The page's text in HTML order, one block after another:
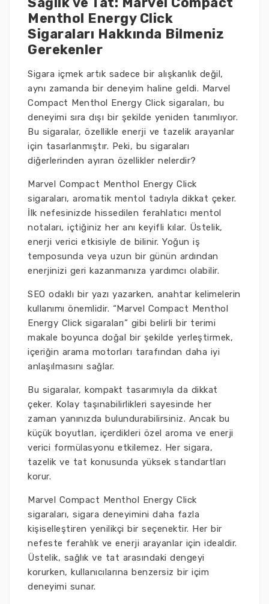
Menthol Energy Click
Sigaraları Hakkında Bilmeniz
Gerekenler
Sigara içmek artık sadece bir alışkanlık değil,
aynı zamanda bir deneyim haline geldi. Marvel
Compact Menthol Energy Click sigaraları, bu
deneyimi sıra dışı bir şekilde yeniden tanımlıyor.
Bu sigaralar, özellikle enerji ve tazelik arayanlar
için tasarlanmıştır. Peki, bu sigaraları
diğerlerinden ayıran özellikler nelerdir?
Marvel Compact Menthol Energy Click
sigaraları, aromatik mentol tadıyla dikkat çeker.
İlk nefesinizde hissedilen ferahlatıcı mentol
notaları, içtiğiniz her anı keyifli kılar. Üstelik,
enerji verici etkisiyle de bilinir. Yoğun iş
temposunda veya uzun bir günün ardından
enerjinizi geri kazanmanıza yardımcı olabilir.
SEO odaklı bir yazı yazarken, anahtar kelimelerin
kullanımı önemlidir. “Marvel Compact Menthol
Energy Click sigaraları” gibi belirli bir terimi
makale boyunca doğal bir şekilde yerleştirmek,
içeriğin arama motorları tarafından daha iyi
anlaşılmasını sağlar.
Bu sigaralar, kompakt tasarımıyla da dikkat
çeker. Kolay taşınabilirlikleri sayesinde her
zaman yanınızda bulundurabilirsiniz. Ancak bu
küçük boyutları, içerdikleri özel aroma ve enerji
verici formülasyonu etkilemez. Her sigara,
tazelik ve tat konusunda yüksek standartları
korur.
Marvel Compact Menthol Energy Click
sigaraları, sigara deneyimini daha fazla
kişiselleştiren yenilikçi bir seçenektir. Her bir
nefeste ferahlık ve enerji arayanlar için idealdir.
Üstelik, sağlık ve tat arasındaki dengeyi
korurken, kullanıcılarına benzersiz bir içim
deneyimi sunar.